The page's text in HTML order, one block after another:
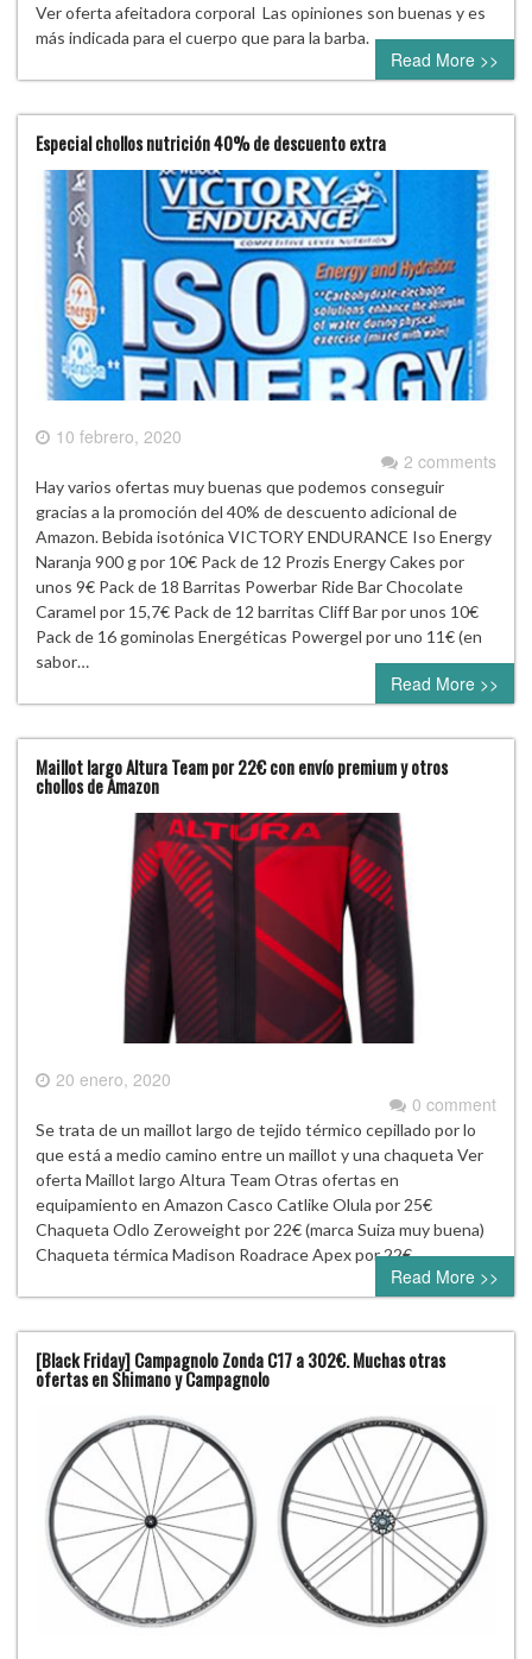
Ver oferta afeitadora corporal Las opiniones son buenas y es
más indicada para el cuerpo que para la barba.
Read More >>
Especial chollos nutrición 40% de descuento extra
10 febrero, 2020
2 comments
Hay varios ofertas muy buenas que podemos conseguir
gracias a la promoción del 40% de descuento adicional de
Amazon. Bebida isotónica VICTORY ENDURANCE Iso Energy
Naranja 900 g por 10€ Pack de 12 Prozis Energy Cakes por
unos 9€ Pack de 18 Barritas Powerbar Ride Bar Chocolate
Caramel por 15,7€ Pack de 12 barritas Cliff Bar por unos 10€
Pack de 16 gominolas Energéticas Powergel por uno 11€ (en
sabor…
Read More >>
Maillot largo Altura Team por 22€ con envío premium y otros
chollos de Amazon
20 enero, 2020
0 comment
Se trata de un maillot largo de tejido térmico cepillado por lo
que está a medio camino entre un maillot y una chaqueta Ver
oferta Maillot largo Altura Team Otras ofertas en
equipamiento en Amazon Casco Catlike Olula por 25€
Chaqueta Odlo Zeroweight por 22€ (marca Suiza muy buena)
Chaqueta térmica Madison Roadrace Apex por 22€
Read More >>
[Black Friday] Campagnolo Zonda C17 a 302€. Muchas otras
ofertas en Shimano y Campagnolo